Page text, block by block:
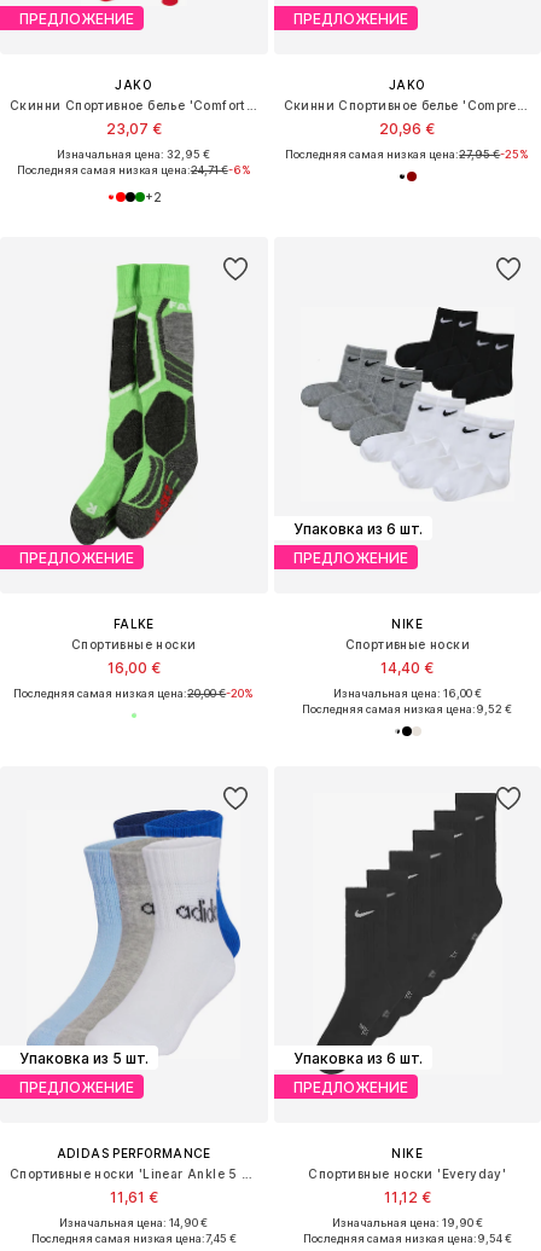
ПРЕДЛОЖЕНИЕ
JAKO
23,07 €
Изначальная цена: 32,95 €
Последняя самая низкая цена:24,71 €-6%
+2
ПРЕДЛОЖЕНИЕ
JAKO
20,96 €
Последняя самая низкая цена:27,95 €-25%
ПРЕДЛОЖЕНИЕ
FALKE
Спортивные носки
16,00 €
Последняя самая низкая цена:20,00 €-20%
Упаковка из 6 шт.
ПРЕДЛОЖЕНИЕ
NIKE
Спортивные носки
14,40 €
Изначальная цена: 16,00 €
Последняя самая низкая цена:9,52 €
Упаковка из 5 шт.
ПРЕДЛОЖЕНИЕ
ADIDAS PERFORMANCE
11,61 €
Изначальная цена: 14,90 €
Последняя самая низкая цена:7,45 €
Упаковка из 6 шт.
ПРЕДЛОЖЕНИЕ
NIKE
Спортивные носки 'Everyday'
11,12 €
Изначальная цена: 19,90 €
Последняя самая низкая цена:9,54 €